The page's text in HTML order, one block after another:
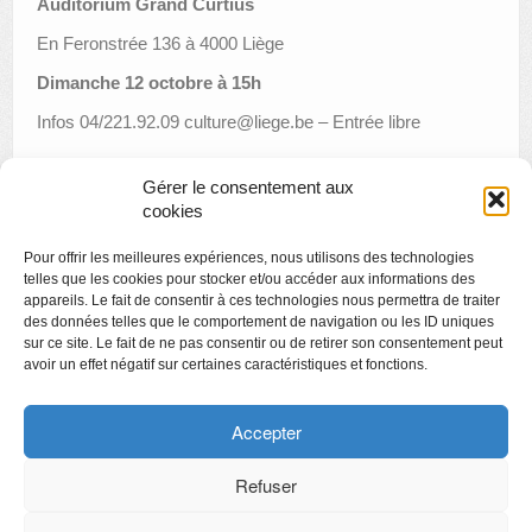
Gérer le consentement aux
cookies
Pour offrir les meilleures expériences, nous utilisons des technologies
telles que les cookies pour stocker et/ou accéder aux informations des
appareils. Le fait de consentir à ces technologies nous permettra de traiter
des données telles que le comportement de navigation ou les ID uniques
sur ce site. Le fait de ne pas consentir ou de retirer son consentement peut
avoir un effet négatif sur certaines caractéristiques et fonctions.
Accepter
Refuser
Auditorium Grand Curtius
En Feronstrée 136 à 4000 Liège
Dimanche 12 octobre à 15h
Infos 04/221.92.09 culture@liege.be – Entrée libre
« Un siècle de peinture belge » : visites et conférence
Cinémusée : Goya ou la lucidité
Copyright
Politique de confidentialité
Chartes des engagements des opérateurs culturels